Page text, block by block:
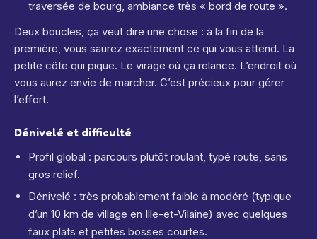
traversée de bourg, ambiance très « bord de route ».
Deux boucles, ça veut dire une chose : à la fin de la
première, vous saurez exactement ce qui vous attend. La
petite côte qui pique. Le virage où ça relance. L’endroit où
vous aurez envie de marcher. C’est précieux pour gérer
l’effort.
Dénivelé et difficulté
Profil global : parcours plutôt roulant, typé route, sans
gros relief.
Dénivelé : très probablement faible à modéré (typique
d’un 10 km de village en Ille-et-Vilaine) avec quelques
faux plats et petites bosses courtes.